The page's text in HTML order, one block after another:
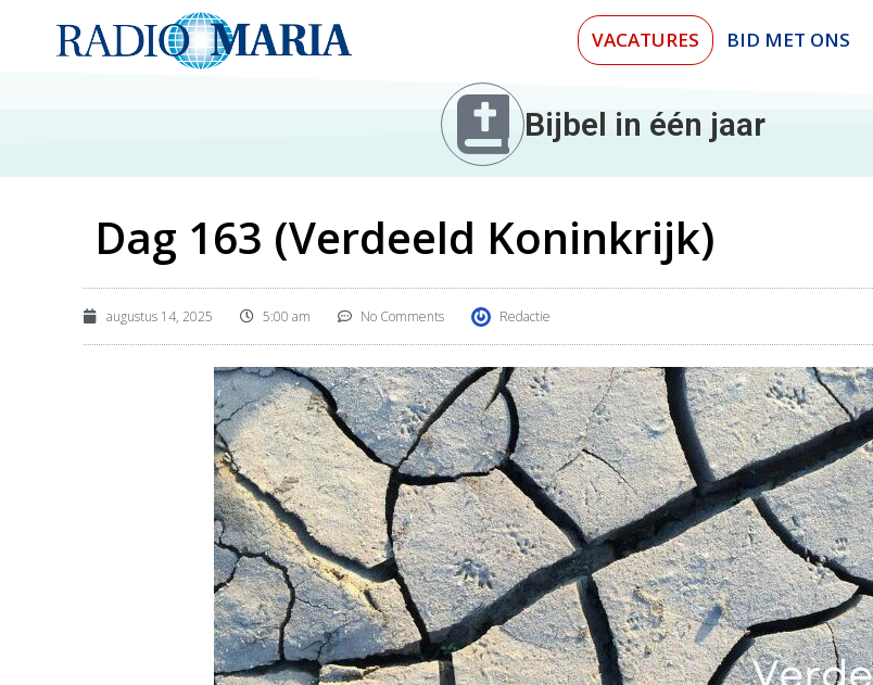
VACATURES BID MET ONS
Bijbel in één jaar
Dag 163 (Verdeeld Koninkrijk)
augustus 14, 2025 5:00 am No Comments Redactie